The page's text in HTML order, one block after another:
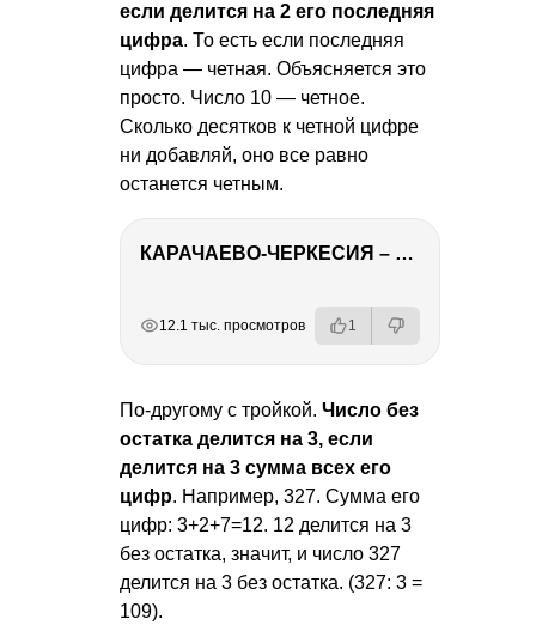
если делится на 2 его последняя
цифра. То есть если последняя
цифра — четная. Объясняется это
просто. Число 10 — четное.
Сколько десятков к четной цифре
ни добавляй, оно все равно
останется четным.
КАРАЧАЕВО-ЧЕРКЕСИЯ – ПУТЕШЕСТВИЕ НА КАВКАЗ часть 2
12.1 тыс. просмотров 1
По-другому с тройкой. Число без
остатка делится на 3, если
делится на 3 сумма всех его
цифр. Например, 327. Сумма его
цифр: 3+2+7=12. 12 делится на 3
без остатка, значит, и число 327
делится на 3 без остатка. (327: 3 =
109).